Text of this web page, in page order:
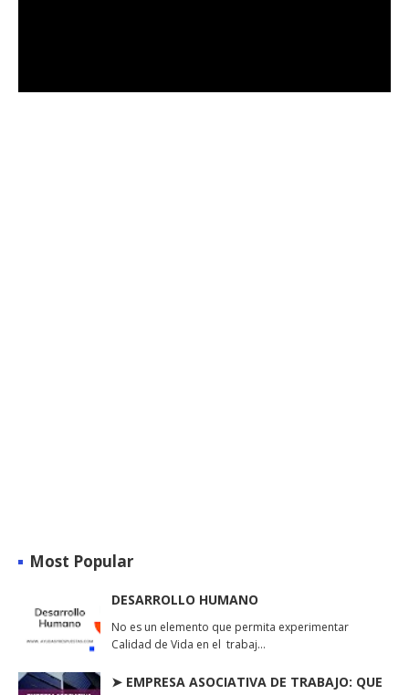
Most Popular
DESARROLLO HUMANO
No es un elemento que permita experimentar
Calidad de Vida en el trabaj…
➤ EMPRESA ASOCIATIVA DE TRABAJO: QUE